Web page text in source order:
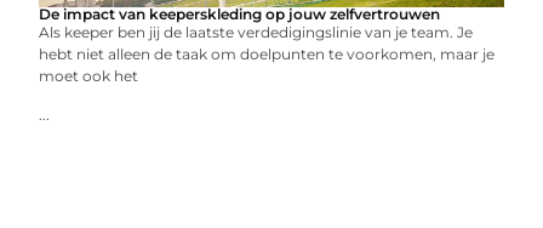
De impact van keeperskleding op jouw zelfvertrouwen
Als keeper ben jij de laatste verdedigingslinie van je team. Je
hebt niet alleen de taak om doelpunten te voorkomen, maar je
moet ook het
...